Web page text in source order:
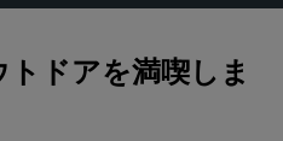
ドアを満喫しま